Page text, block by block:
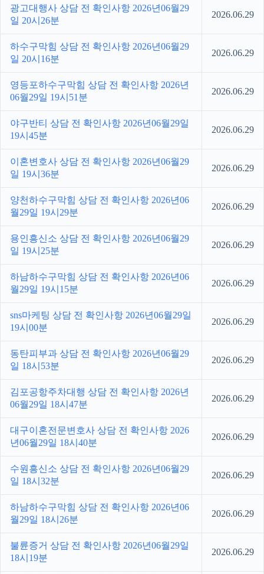
광고대행사 상담 전 확인사항 2026년06월29
일 20시26분
2026.06.29
하수구막힘 상담 전 확인사항 2026년06월29
일 20시16분
2026.06.29
영등포하수구막힘 상담 전 확인사항 2026년
06월29일 19시51분
2026.06.29
야구반티 상담 전 확인사항 2026년06월29일
19시45분
2026.06.29
이혼변호사 상담 전 확인사항 2026년06월29
일 19시36분
2026.06.29
양천하수구막힘 상담 전 확인사항 2026년06
월29일 19시29분
2026.06.29
용인흥신소 상담 전 확인사항 2026년06월29
일 19시25분
2026.06.29
하남하수구막힘 상담 전 확인사항 2026년06
월29일 19시15분
2026.06.29
sns마케팅 상담 전 확인사항 2026년06월29일
19시00분
2026.06.29
동탄피부과 상담 전 확인사항 2026년06월29
일 18시53분
2026.06.29
김포공항주차대행 상담 전 확인사항 2026년
06월29일 18시47분
2026.06.29
대구이혼전문변호사 상담 전 확인사항 2026
년06월29일 18시40분
2026.06.29
수원흥신소 상담 전 확인사항 2026년06월29
일 18시32분
2026.06.29
하남하수구막힘 상담 전 확인사항 2026년06
월29일 18시26분
2026.06.29
불륜증거 상담 전 확인사항 2026년06월29일
18시19분
2026.06.29